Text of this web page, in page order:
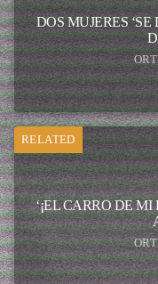
DOS MUJERES
RELATED
‘¡EL CARRO DE